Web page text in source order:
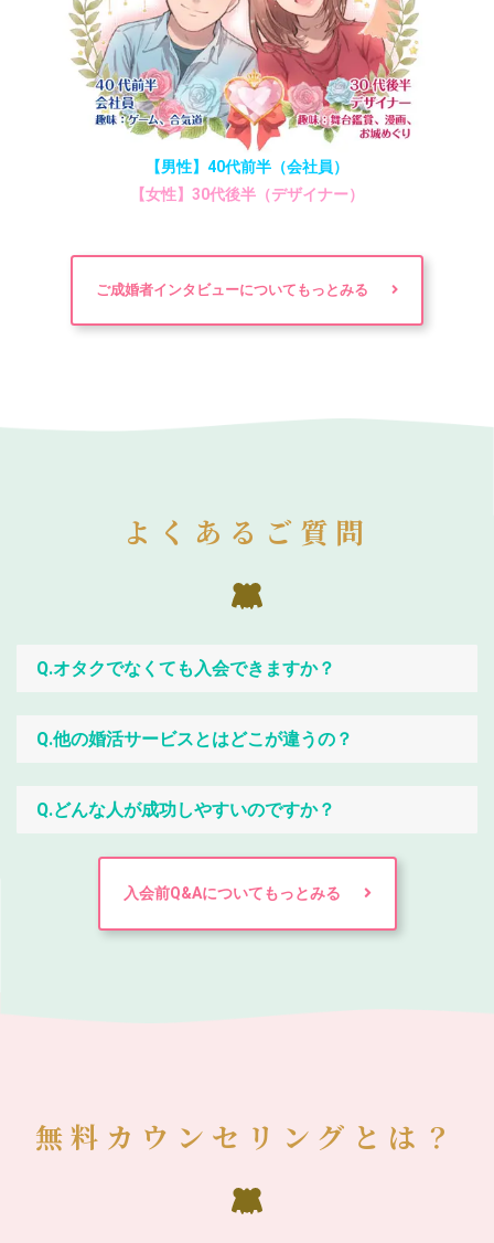
【男性】40代前半（会社員）
【女性】30代後半（デザイナー）
ご成婚者インタビューについてもっとみる
よくあるご質問
Q.オタクでなくても入会できますか？
Q.他の婚活サービスとはどこが違うの？
Q.どんな人が成功しやすいのですか？
入会前Q&Aについてもっとみる
無料カウンセリングとは？